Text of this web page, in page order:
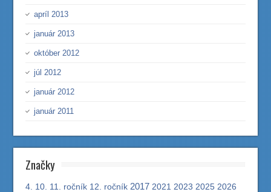
apríl 2013
január 2013
október 2012
júl 2012
január 2012
január 2011
Značky
4. 10. 11. ročník 12. ročník 2017 2021 2023 2025 2026